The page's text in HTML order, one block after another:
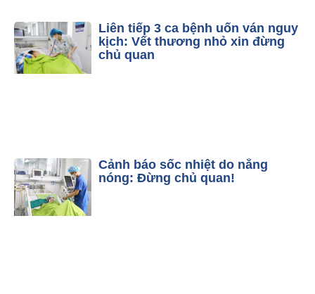
Liên tiếp 3 ca bệnh uốn ván nguy
kịch: Vết thương nhỏ xin đừng
chủ quan
Cảnh báo sốc nhiệt do nắng
nóng: Đừng chủ quan!